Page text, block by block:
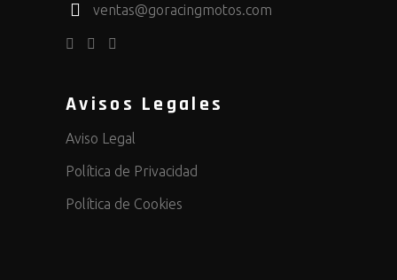
ventas@goracingmotos.com
Avisos Legales
Aviso Legal
Política de Privacidad
Política de Cookies